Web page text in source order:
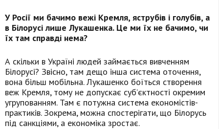
У Росії ми бачимо вежі Кремля, яструбів і голубів, а
в Білорусі лише Лукашенка. Це ми їх не бачимо, чи
їх там справді нема?
А скільки в Україні людей займається вивченням
Білорусі? Звісно, там дещо інша система оточення,
вона більш мобільна. Лукашенко боїться створення
веж Кремля, тому не допускає суб’єктності окремим
угрупованням. Там є потужна система економістів-
практиків. Зокрема, можна спостерігати, що Білорусь
під санкціями, а економіка зростає.